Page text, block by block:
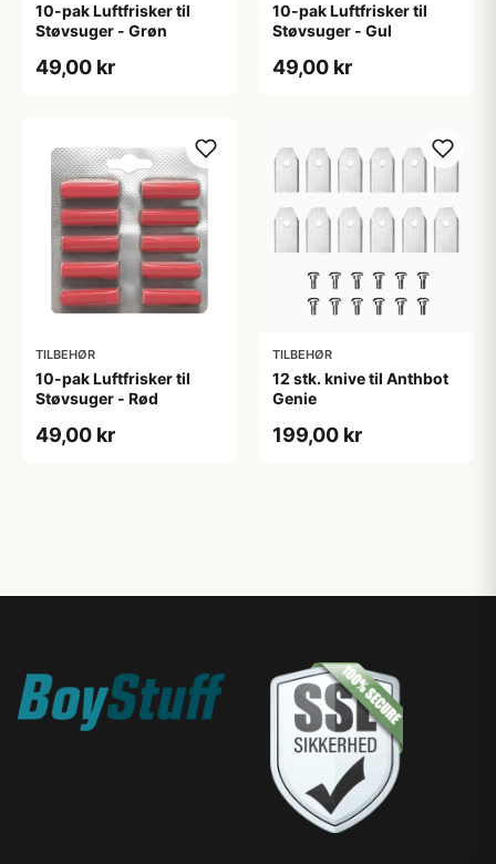
10-pak Luftfrisker til
Støvsuger - Grøn
49,00 kr
10-pak Luftfrisker til
Støvsuger - Gul
49,00 kr
TILBEHØR
10-pak Luftfrisker til
Støvsuger - Rød
49,00 kr
TILBEHØR
12 stk. knive til Anthbot
Genie
199,00 kr